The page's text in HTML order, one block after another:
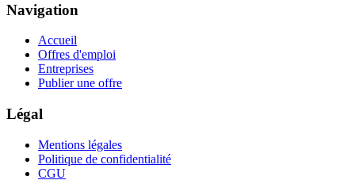
Navigation
Accueil
Offres d'emploi
Entreprises
Publier une offre
Légal
Mentions légales
Politique de confidentialité
CGU